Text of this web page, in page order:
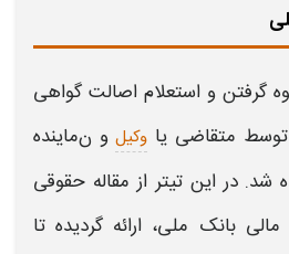
گرفتن و استعلام اصالت گواهی
توسط متقاضی یا وکیل و نماینده
شد. در این تیتر از مقاله حقوقی
بانک ملی، ارائه گردیده تا